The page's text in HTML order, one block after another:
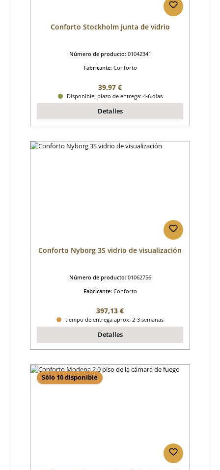
Conforto Stockholm junta de vidrio
Número de producto: 01042341
Fabricante: Conforto
Precio normal:
39,97 €
Disponible, plazo de entrega: 4-6 días
Detalles
Conforto Nyborg 3S vidrio de visualización
Número de producto: 01062756
Fabricante: Conforto
Precio normal:
397,13 €
tiempo de entrega aprox. 2-3 semanas
Detalles
Sólo 10 disponible